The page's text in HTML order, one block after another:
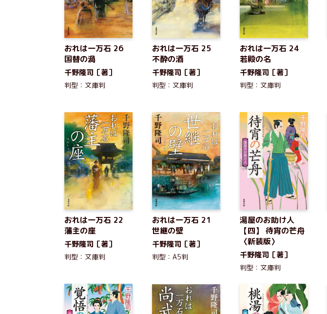
おれは一万石 26
国替の渦
千野隆司［著］
判型：文庫判
おれは一万石 25
不酔の酒
千野隆司［著］
判型：文庫判
おれは一万石 24
若殿の名
千野隆司［著］
判型：文庫判
おれは一万石 22
藩主の座
千野隆司［著］
判型：文庫判
おれは一万石 21
世継の壁
千野隆司［著］
判型：A5判
湯屋のお助け人
【四】 待宵の芒舟
〈新装版〉
千野隆司［著］
判型：文庫判